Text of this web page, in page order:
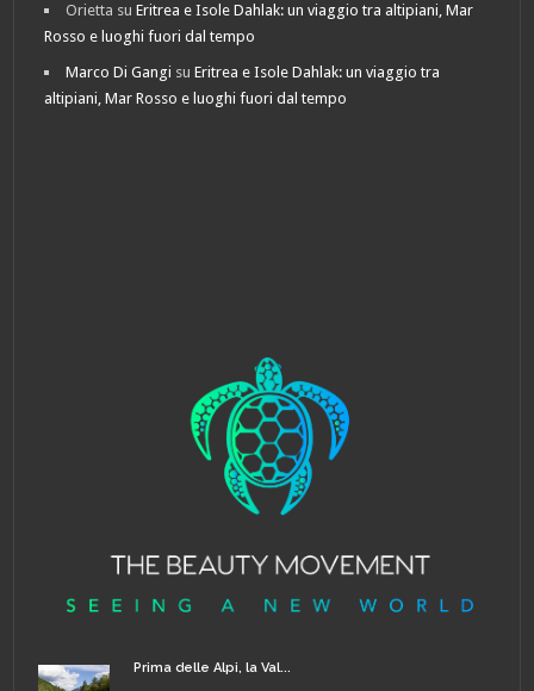
Orietta suEritrea e Isole Dahlak: un viaggio tra altipiani, Mar
Rosso e luoghi fuori dal tempo
Marco Di Gangi suEritrea e Isole Dahlak: un viaggio tra
altipiani, Mar Rosso e luoghi fuori dal tempo
Prima delle Alpi, la Val...